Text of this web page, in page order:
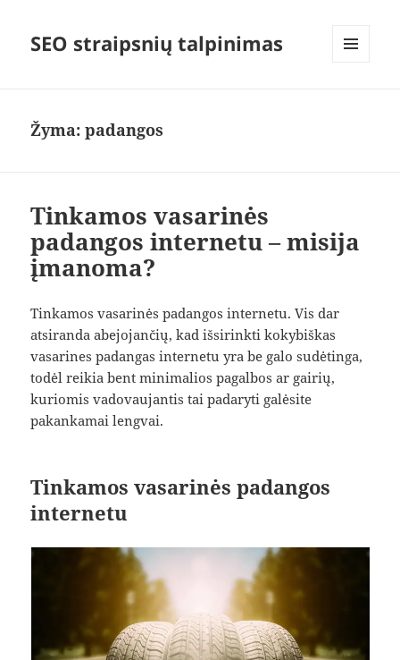
SEO straipsnių talpinimas
Žyma:padangos
Tinkamos vasarinės
padangos internetu – misija
įmanoma?
Tinkamos vasarinės padangos internetu. Vis dar
atsiranda abejojančių, kad išsirinkti kokybiškas
vasarines padangas internetu yra be galo sudėtinga,
todėl reikia bent minimalios pagalbos ar gairių,
kuriomis vadovaujantis tai padaryti galėsite
pakankamai lengvai.
Tinkamos vasarinės padangos
internetu